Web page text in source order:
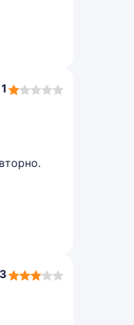
1
1,0
3
3,0